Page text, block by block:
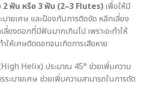
2 ฟัน หรือ 3 ฟัน (2–3 Flutes) เพื่อให้มี
บายเศษ และป้องกันการติดขัด หลีกเลี่ยง
ยงดอกที่มีฟันมากเกินไป เพราะจะทำให้
ำให้เศษติดดอกจนเกิดการเสียหาย
Helix) ประมาณ 45° ช่วยเพิ่มความ
ระบายเศษ ช่วยเพิ่มความสามารถในการตัด